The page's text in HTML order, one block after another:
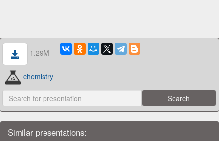
1.29M
chemistry
Similar presentations: